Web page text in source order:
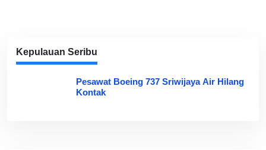
Kepulauan Seribu
Pesawat Boeing 737 Sriwijaya Air Hilang
Kontak